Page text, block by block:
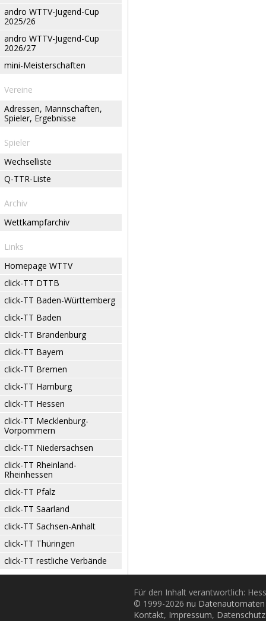
andro WTTV-Jugend-Cup
2025/26
andro WTTV-Jugend-Cup
2026/27
mini-Meisterschaften
Vereine
Adressen, Mannschaften,
Spieler, Ergebnisse
Spieler
Wechselliste
Q-TTR-Liste
Archiv
Wettkampfarchiv
Links
Homepage WTTV
click-TT DTTB
click-TT Baden-Württemberg
click-TT Baden
click-TT Brandenburg
click-TT Bayern
click-TT Bremen
click-TT Hamburg
click-TT Hessen
click-TT Mecklenburg-
Vorpommern
click-TT Niedersachsen
click-TT Rheinland-
Rheinhessen
click-TT Pfalz
click-TT Saarland
click-TT Sachsen-Anhalt
click-TT Thüringen
click-TT restliche Verbände
Für den Inhalt verantwortlich:
© 1999-2026 nu
Kontakt, Impressum, Datenschutz